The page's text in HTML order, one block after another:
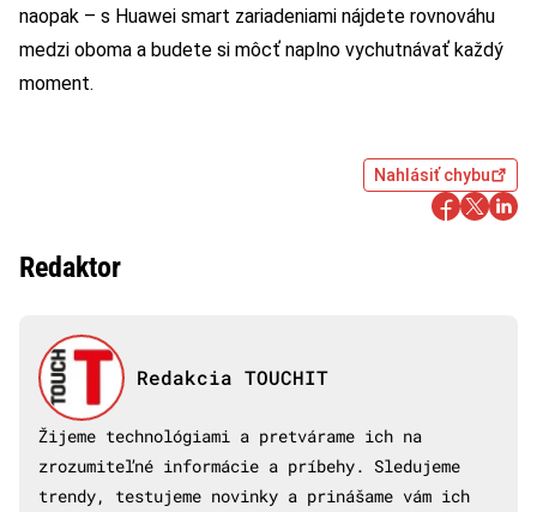
naopak – s Huawei smart zariadeniami nájdete rovnováhu
medzi oboma a budete si môcť naplno vychutnávať každý
moment.
Nahlásiť chybu
Redaktor
Redakcia TOUCHIT
Žijeme technológiami a pretvárame ich na
zrozumiteľné informácie a príbehy. Sledujeme
trendy, testujeme novinky a prinášame vám ich